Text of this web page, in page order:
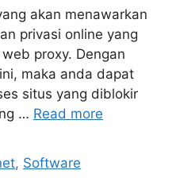
akan menawarkan
privasi online yang
proxy. Dengan
maka anda dapat
situs yang diblokir
… Read more
, Software